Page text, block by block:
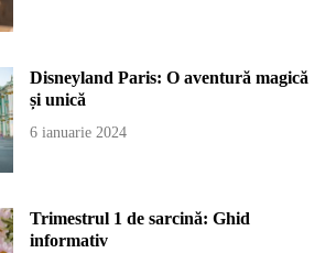
Disneyland Paris: O aventură magică
și unică
6 ianuarie 2024
Trimestrul 1 de sarcină: Ghid
informativ